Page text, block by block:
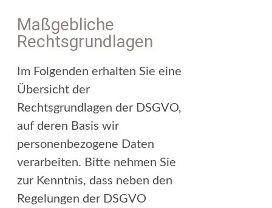
Maßgebliche
Rechtsgrundlagen
Im Folgenden erhalten Sie eine
Übersicht der
Rechtsgrundlagen der DSGVO,
auf deren Basis wir
personenbezogene Daten
verarbeiten. Bitte nehmen Sie
zur Kenntnis, dass neben den
Regelungen der DSGVO